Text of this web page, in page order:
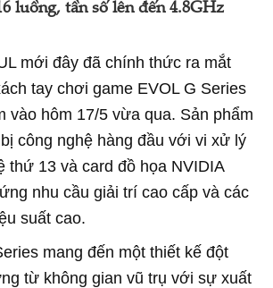
luồng, tần số lên đến 4.8GHz
mới đây đã chính thức ra mắt
tay chơi game EVOL G Series
vào hôm 17/5 vừa qua. Sản phẩm
công nghệ hàng đầu với vi xử lý
thứ 13 và card đồ họa NVIDIA
nhu cầu giải trí cao cấp và các
suất cao.
mang đến một thiết kế đột
từ không gian vũ trụ với sự xuất